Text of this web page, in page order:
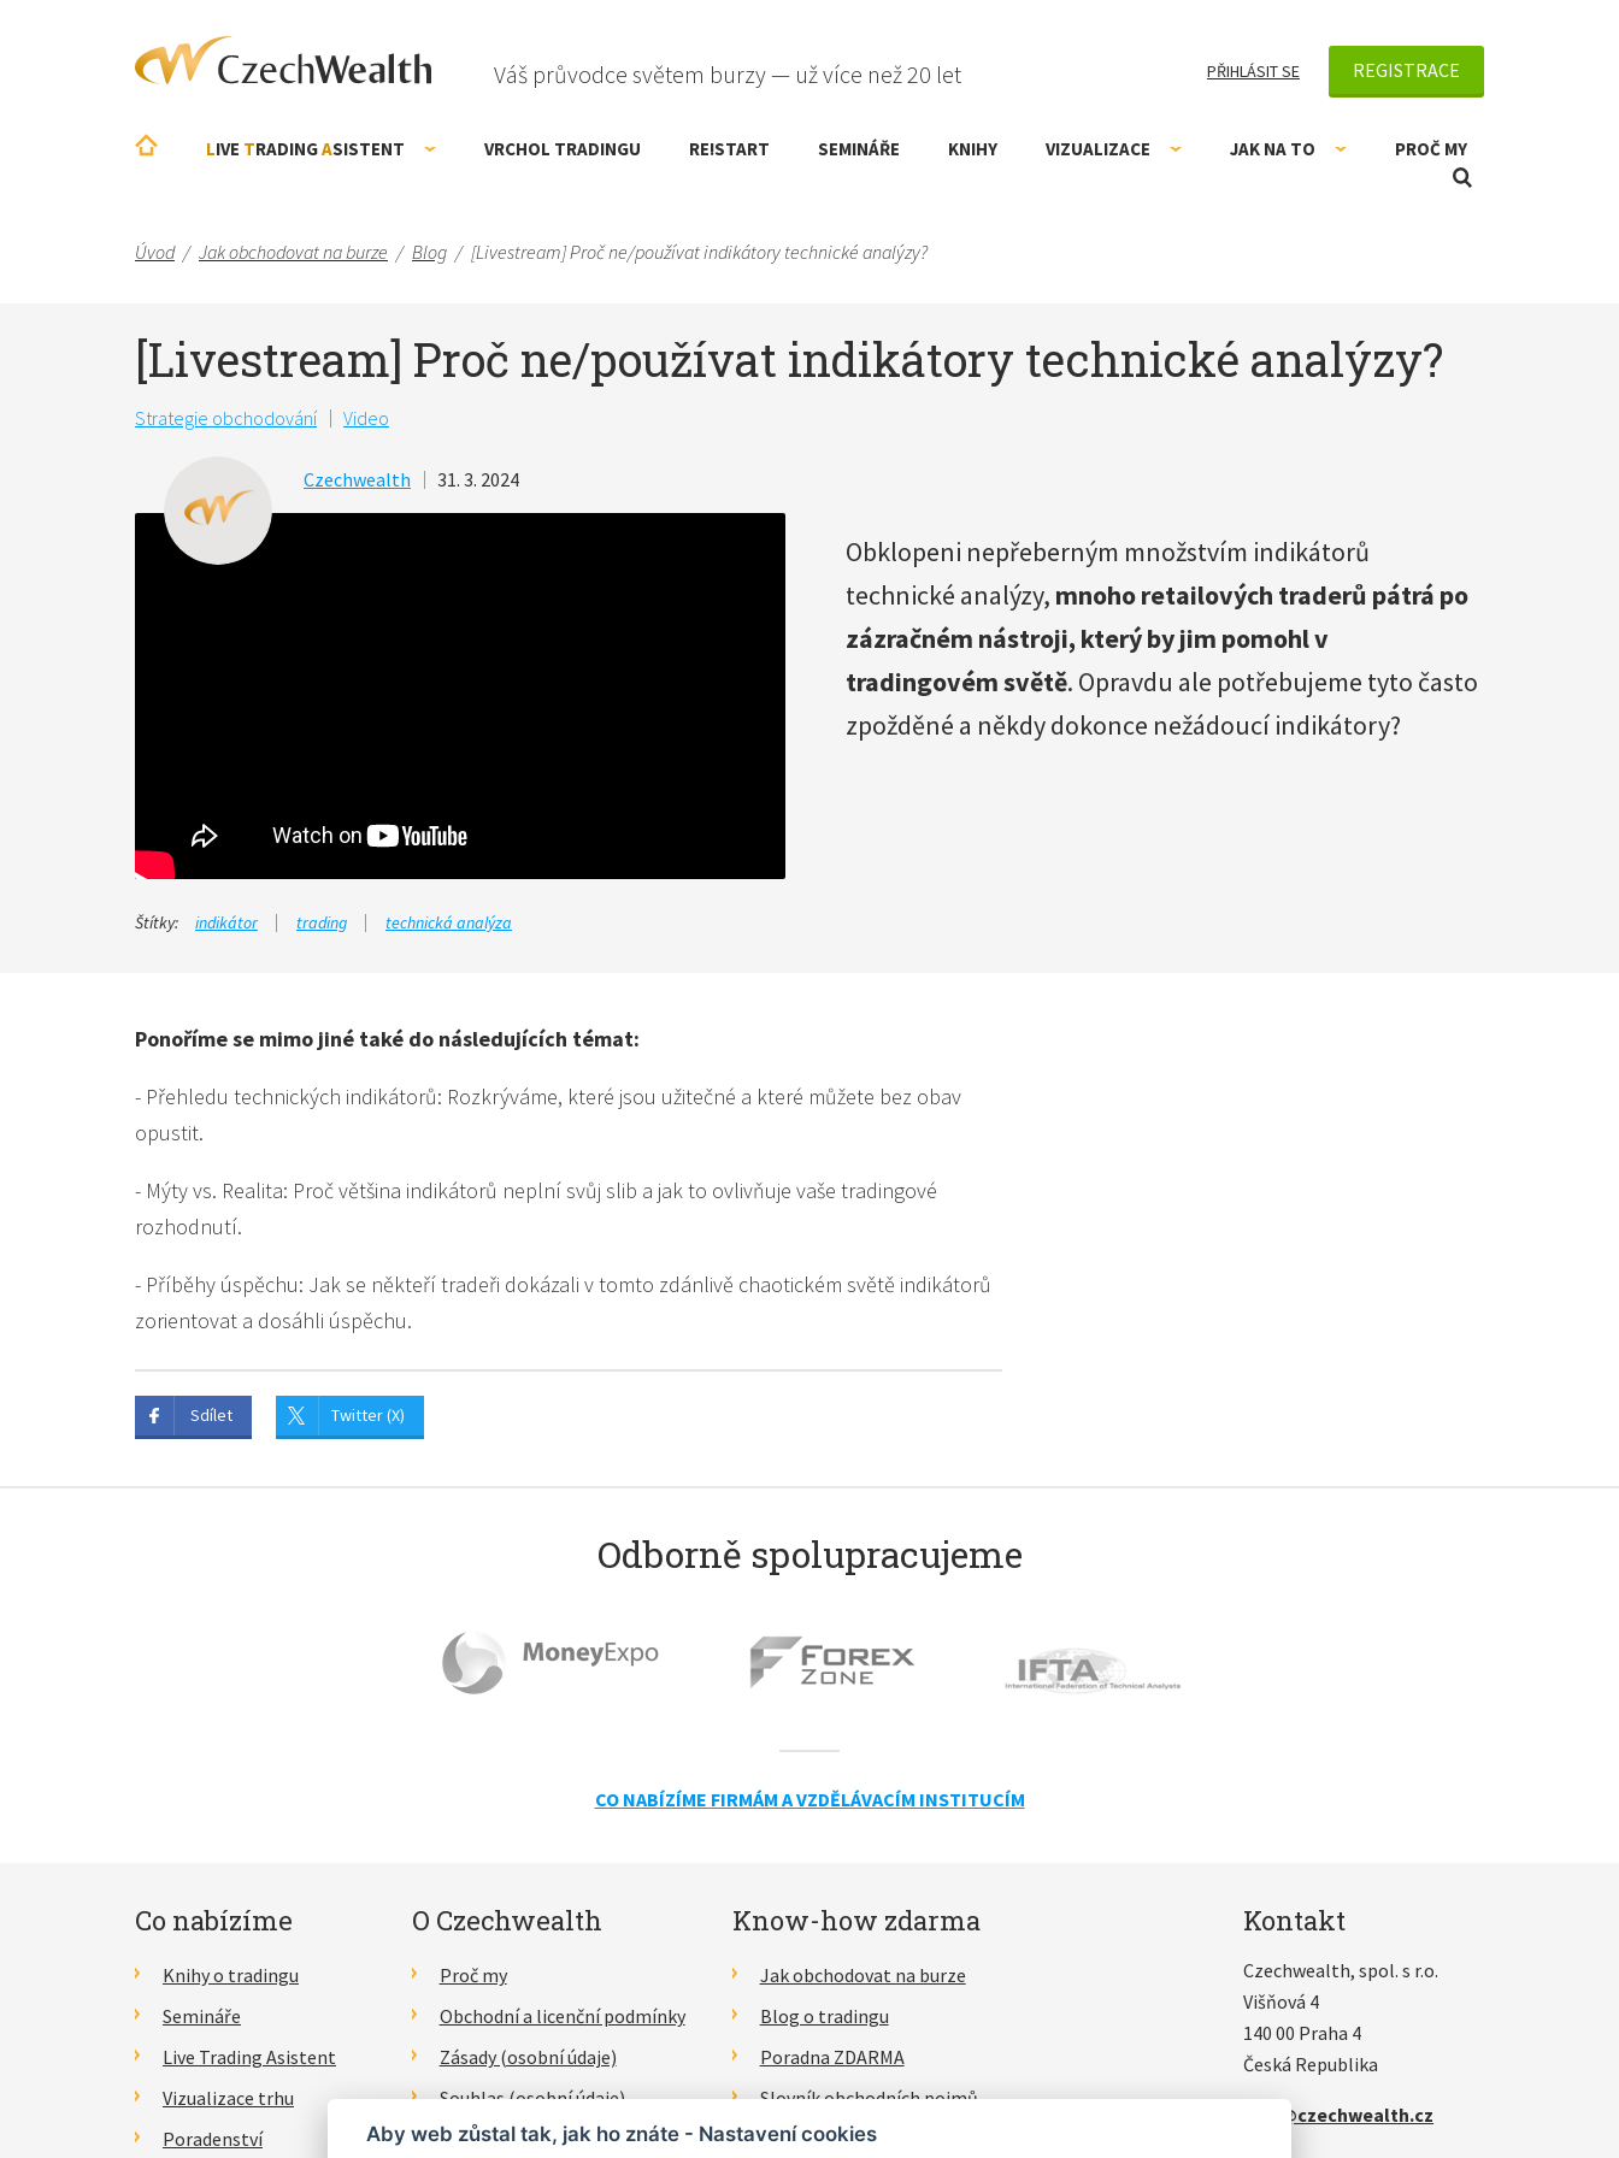
Váš průvodce světem burzy — už více než 20 let PŘIHLÁSIT SE REGISTRACE
LIVE TRADINGASISTENT VRCHOL TRADINGU RE!START SEMINÁŘE KNIHY VIZUALIZACE JAK NA TO PROČ MY
Úvod / Jak obchodovat na burze / Blog / [Livestream] Proč ne/používat indikátory technické analýzy?
[Livestream] Proč ne/používat indikátory technické analýzy?
Strategie obchodování Video
Czechwealth 31. 3. 2024
Štítky: indikátor trading technická analýza
Obklopeni nepřeberným množstvím indikátorů
technické analýzy, mnoho retailových traderů pátrá po
zázračném nástroji, který by jim pomohl v
tradingovém světě. Opravdu ale potřebujeme tyto často
zpožděné a někdy dokonce nežádoucí indikátory?
Ponoříme se mimo jiné také do následujících témat:
- Přehledu technických indikátorů: Rozkrýváme, které jsou užitečné a které můžete bez obav
opustit.
- Mýty vs. Realita: Proč většina indikátorů neplní svůj slib a jak to ovlivňuje vaše tradingové
rozhodnutí.
- Příběhy úspěchu: Jak se někteří tradeři dokázali v tomto zdánlivě chaotickém světě indikátorů
zorientovat a dosáhli úspěchu.
Sdílet Twitter (X)
Odborně spolupracujeme
CO NABÍZÍME FIRMÁM A VZDĚLÁVACÍM INSTITUCÍM
Co nabízíme
Knihy o tradingu
Semináře
Live Trading Asistent
Vizualizace trhu
Poradenství
O Czechwealth
Proč my
Obchodní a licenční podmínky
Zásady (osobní údaje)
Souhlas (osobní údaje)
Právní prohlášení
Know-how zdarma
Jak obchodovat na burze
Blog o tradingu
Poradna ZDARMA
Slovník obchodních pojmů
Kontakt
Czechwealth, spol. s r.o.
Višňová 4
140 00 Praha 4
Česká Republika
info@czechwealth.cz
Aby web zůstal tak, jak ho znáte - Nastavení cookies